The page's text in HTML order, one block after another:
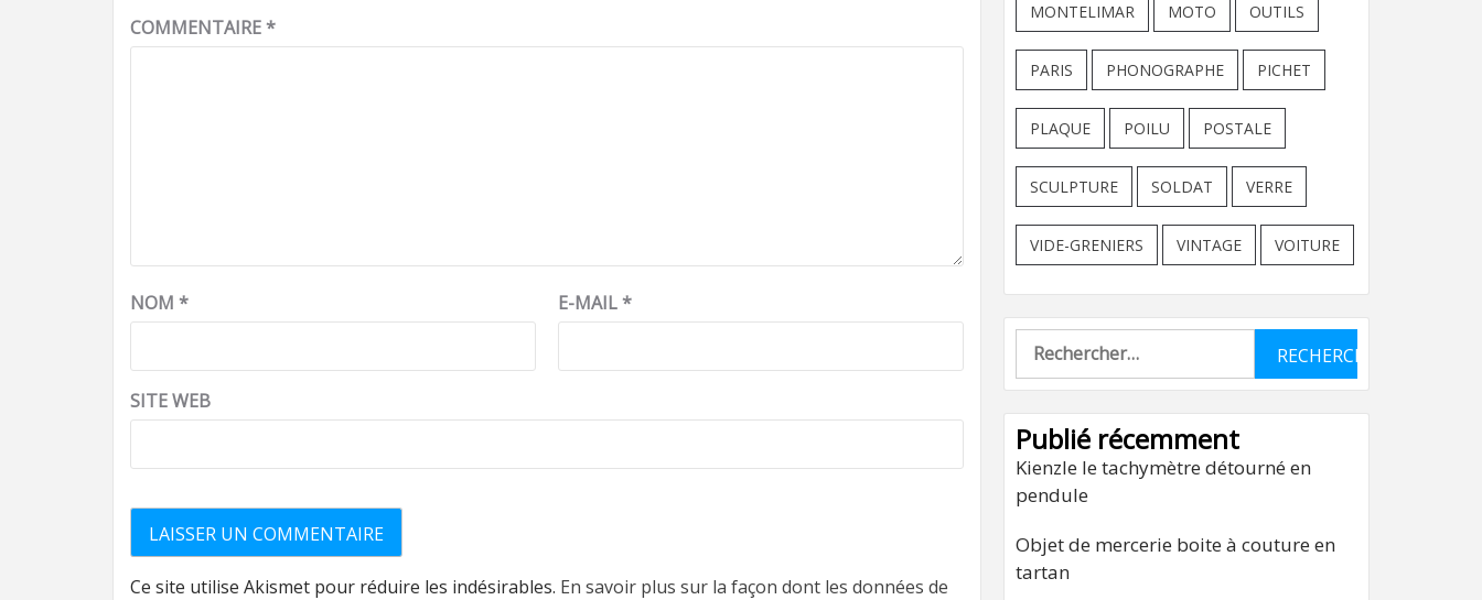
COMMENTAIRE*
NOM * E-MAIL*
SITE WEB
Ce site utilise Akismet pour réduire les indésirables. En savoir plus sur la façon dont les données de
MONTELIMAR MOTO OUTILS
PARIS PHONOGRAPHE PICHET
PLAQUE POILU POSTALE
SCULPTURE SOLDAT VERRE
VIDE-GRENIERS VINTAGE VOITURE
Rechercher :
Publié récemment
Kienzle le tachymètre détourné en
pendule
Objet de mercerie boite à couture en
tartan